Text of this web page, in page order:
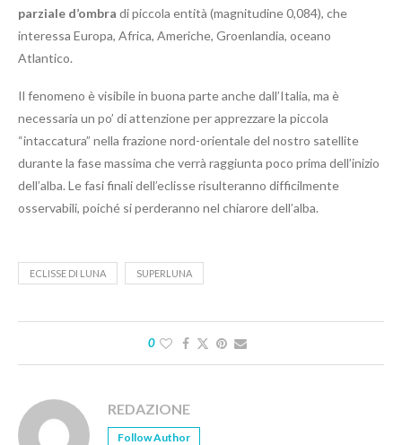
parziale d’ombra di piccola entità (magnitudine 0,084), che
interessa Europa, Africa, Americhe, Groenlandia, oceano
Atlantico.
Il fenomeno è visibile in buona parte anche dall’Italia, ma è
necessaria un po’ di attenzione per apprezzare la piccola
“intaccatura” nella frazione nord-orientale del nostro satellite
durante la fase massima che verrà raggiunta poco prima dell’inizio
dell’alba. Le fasi finali dell’eclisse risulteranno difficilmente
osservabili, poiché si perderanno nel chiarore dell’alba.
ECLISSE DI LUNA SUPERLUNA
0
REDAZIONE
Follow Author